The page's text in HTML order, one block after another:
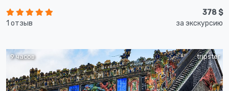
1 отзыв
378 $
за экскурсию
tripster
9 часов